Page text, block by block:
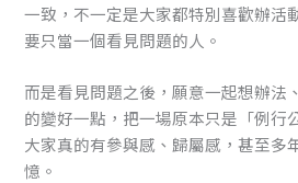
一致，不一定是大家都特別喜歡辦活
要只當一個看見問題的人。
而是看見問題之後，願意一起想辦法
的變好一點，把一場原本只是「例行
大家真的有參與感、歸屬感，甚至多
憶。